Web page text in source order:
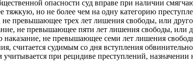
опасности суд вправе при наличии
тяжкую, но не более чем на одну категорию
превышающее трех лет лишения свободы, или
не превышающее пяти лет лишения свободы, или
наказание, не превышающее семи лет лишения
считается судимым со дня вступления
при рецидиве преступлений,